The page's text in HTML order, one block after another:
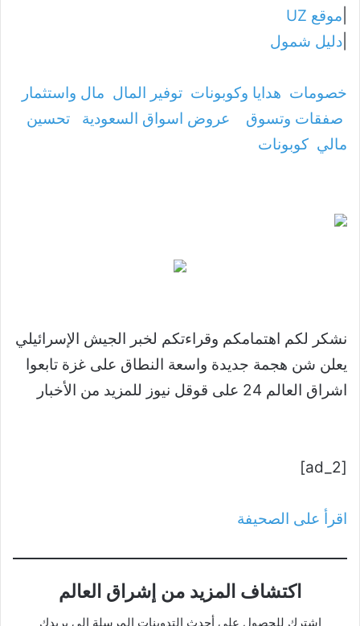
موقع UZ
دليل شمول
خصومات هدايا وكوبونات توفير المال مال واستثمار
صفقات وتسوق
عروض اسواق السعودية
تحسين
مالي كوبونات
نشكر لكم اهتمامكم وقراءتكم لخبر الجيش الإسرائيلي
يعلن شن هجمة جديدة واسعة النطاق على غزة تابعوا
اشراق العالم 24 على قوقل نيوز للمزيد من الأخبار
[ad_2]
اقرأ على الصحيفة
اكتشاف المزيد من إشراق العالم
اشترك للحصول على أحدث التدوينات المرسلة إلى بريدك